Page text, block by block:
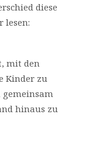
diese
lesen:
mit den
Kinder zu
gemeinsam
hinaus zu